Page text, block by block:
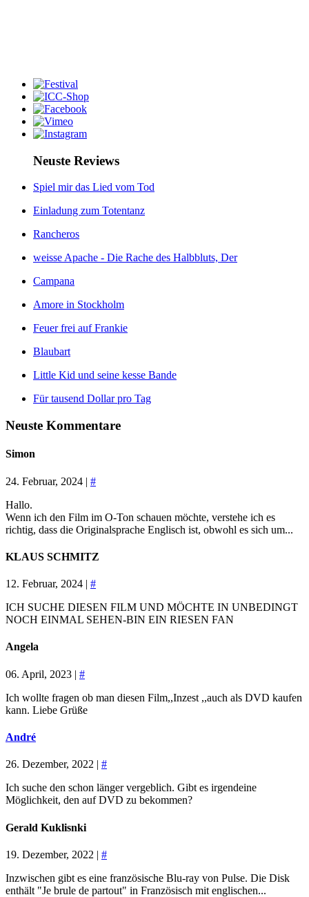
Neuste Reviews
Spiel mir das Lied vom Tod
Einladung zum Totentanz
Rancheros
weisse Apache - Die Rache des Halbbluts, Der
Campana
Amore in Stockholm
Feuer frei auf Frankie
Blaubart
Little Kid und seine kesse Bande
Für tausend Dollar pro Tag
Neuste Kommentare
Simon
24. Februar, 2024 | #
Hallo.
Wenn ich den Film im O-Ton schauen möchte, verstehe ich es
richtig, dass die Originalsprache Englisch ist, obwohl es sich um...
KLAUS SCHMITZ
12. Februar, 2024 | #
ICH SUCHE DIESEN FILM UND MÖCHTE IN UNBEDINGT
NOCH EINMAL SEHEN-BIN EIN RIESEN FAN
Angela
06. April, 2023 | #
Ich wollte fragen ob man diesen Film,,Inzest ,,auch als DVD kaufen
kann. Liebe Grüße
André
26. Dezember, 2022 | #
Ich suche den schon länger vergeblich. Gibt es irgendeine
Möglichkeit, den auf DVD zu bekommen?
Gerald Kuklisnki
19. Dezember, 2022 | #
Inzwischen gibt es eine französische Blu-ray von Pulse. Die Disk
enthält "Je brule de partout" in Französisch mit englischen...